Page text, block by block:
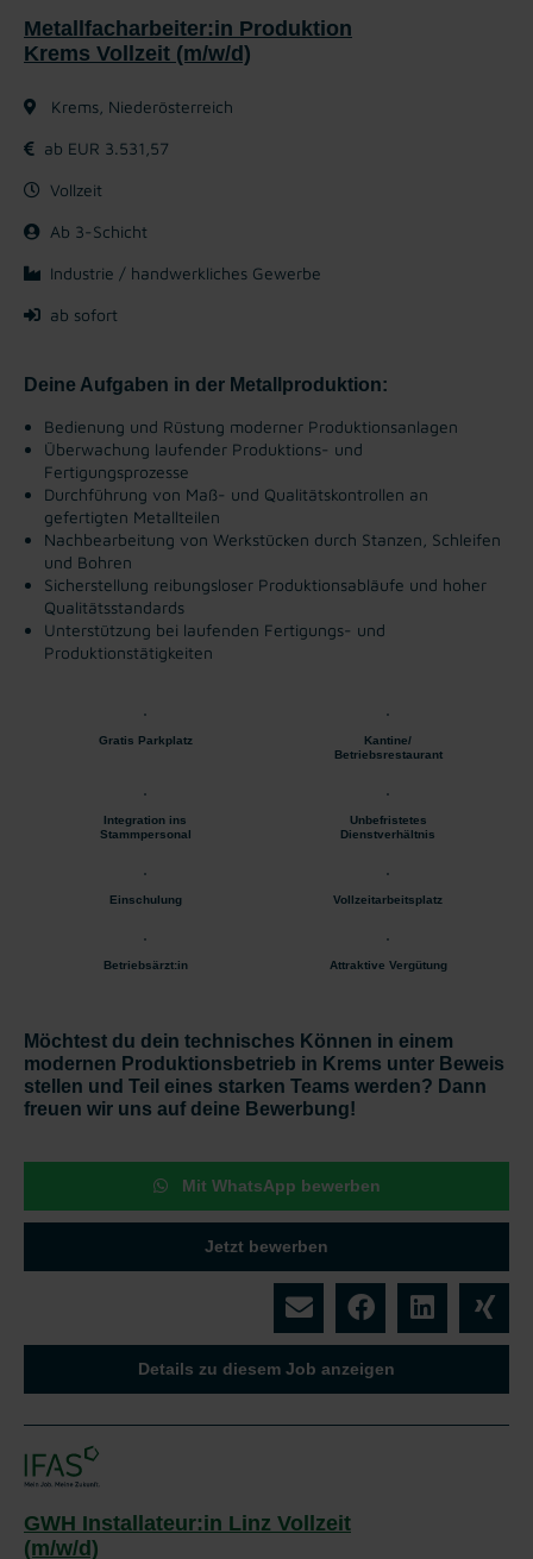
Metallfacharbeiter:in Produktion
Krems Vollzeit (m/w/d)
Krems, Niederösterreich
ab EUR 3.531,57
Vollzeit
Ab 3-Schicht
Industrie / handwerkliches Gewerbe
ab sofort
Deine Aufgaben in der Metallproduktion:
Bedienung und Rüstung moderner Produktionsanlagen
Überwachung laufender Produktions- und
Fertigungsprozesse
Durchführung von Maß- und Qualitätskontrollen an
gefertigten Metallteilen
Nachbearbeitung von Werkstücken durch Stanzen, Schleifen
und Bohren
Sicherstellung reibungsloser Produktionsabläufe und hoher
Qualitätsstandards
Unterstützung bei laufenden Fertigungs- und
Produktionstätigkeiten
Gratis Parkplatz
Kantine/
Betriebsrestaurant
Integration ins
Stammpersonal
Unbefristetes
Dienstverhältnis
Einschulung Vollzeitarbeitsplatz
Betriebsärzt:in Attraktive Vergütung
Möchtest du dein technisches Können in einem
modernen Produktionsbetrieb in Krems unter Beweis
stellen und Teil eines starken Teams werden? Dann
freuen wir uns auf deine Bewerbung!
Mit WhatsApp bewerben
Jetzt bewerben
Details zu diesem Job anzeigen
GWH Installateur:in Linz Vollzeit
(m/w/d)